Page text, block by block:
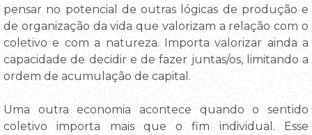
pensar no potencial de outras lógicas de produção e
de organização da vida que valorizam a relação com o
coletivo e com a natureza. Importa valorizar ainda a
capacidade de decidir e de fazer juntas/os, limitando a
ordem de acumulação de capital.
Uma outra economia acontece quando o sentido
coletivo importa mais que o fim individual. Esse